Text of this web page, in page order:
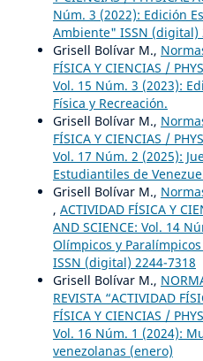
Núm. 3 (2022): Edición
Ambiente" ISSN (digital)
Grisell Bolívar M.,
FÍSICA Y CIENCIAS /
Vol. 15 Núm. 3 (2023):
Física y Recreación.
Grisell Bolívar M.,
FÍSICA Y CIENCIAS /
Vol. 17 Núm. 2 (2025):
Estudiantiles de
Grisell Bolívar M.,
, ACTIVIDAD FÍSICA Y
AND SCIENCE: Vol. 14
Olímpicos y
ISSN (digital) 2244-7318
Grisell Bolívar M.,
REVISTA “ACTIVIDAD
FÍSICA Y CIENCIAS /
Vol. 16 Núm. 1 (2024):
venezolanas (enero)